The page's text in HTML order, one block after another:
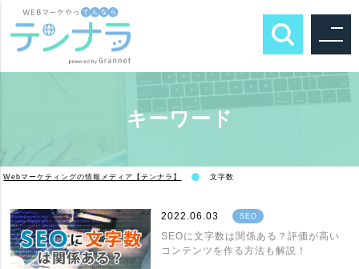
キーワード
Webマーケティングの情報メディア【テンナラ】 文字数
2022.06.03 SEO
SEOに文字数は関係ある？評価が高い
コンテンツを作る方法も解説！